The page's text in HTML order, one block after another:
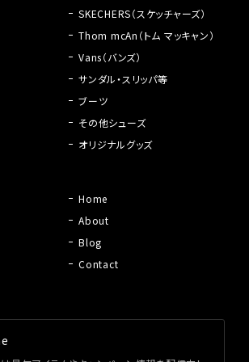
SKECHERS（スケッチャーズ）
Thom mcAn（トム マッキャン）
Vans（バンズ）
サンダル・スリッパ等
ブーツ
その他シューズ
オリジナルグッズ
Home
About
Blog
Contact